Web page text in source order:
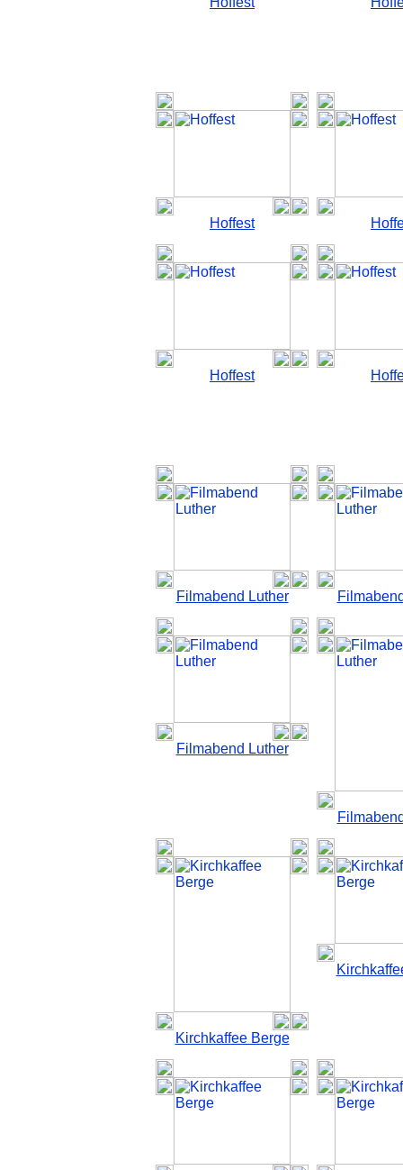
Hoffest
Hoffest
Filmabend Luther
Filmabend Luther
Kirchkaffee Berge